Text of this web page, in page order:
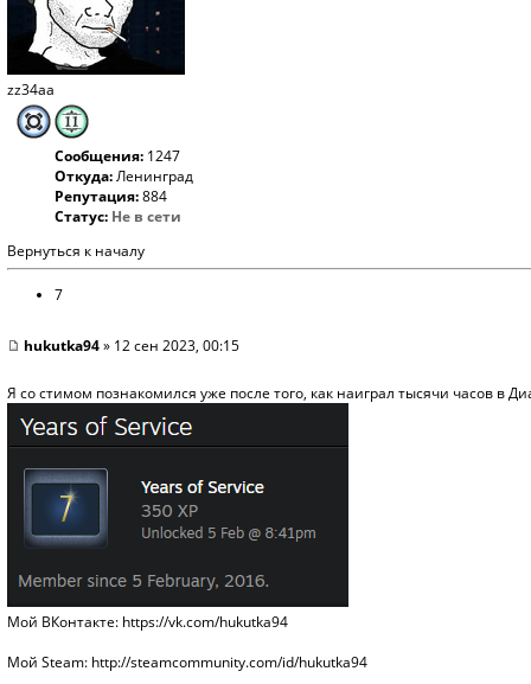
zz34aa
Сообщения: 1247
Откуда:Ленинград
Репутация:884
Статус: Не в сети
Вернуться к началу
7
hukutka94» 12 сен 2023, 00:15
Я со стимом познакомился уже после того, как наиграл тысячи часов в
Мой ВКонтакте: https://vk.com/hukutka94
Мой Steam: http://steamcommunity.com/id/hukutka94